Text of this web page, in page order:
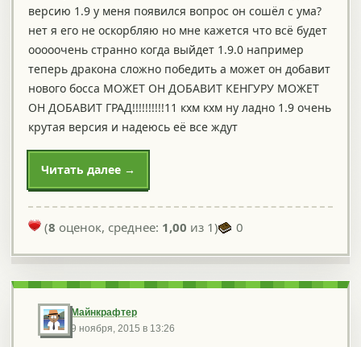
версию 1.9 у меня появился вопрос он сошёл с ума?
нет я его не оскорбляю но мне кажется что всё будет
ооооочень странно когда выйдет 1.9.0 например
теперь дракона сложно победить а может он добавит
нового босса МОЖЕТ ОН ДОБАВИТ КЕНГУРУ МОЖЕТ
ОН ДОБАВИТ ГРАД!!!!!!!!!!11 кхм кхм ну ладно 1.9 очень
крутая версия и надеюсь её все ждут
Читать далее →
(8 оценок, среднее: 1,00 из 1) 0
Майнкрафтер
9 ноября, 2015 в 13:26